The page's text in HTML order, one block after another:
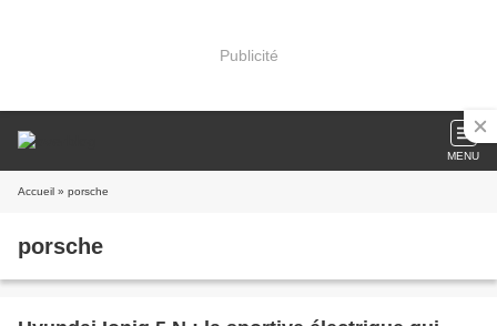
Publicité
MENU
Accueil » porsche
porsche